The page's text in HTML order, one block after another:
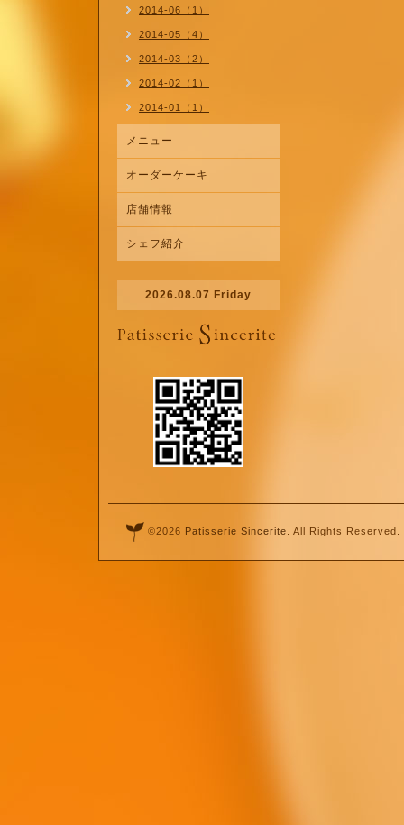
2014-06（1）
2014-05（4）
2014-03（2）
2014-02（1）
2014-01（1）
メニュー
オーダーケーキ
店舗情報
シェフ紹介
2026.08.07 Friday
©2026 Patisserie Sincerite . All Rights Reserved.